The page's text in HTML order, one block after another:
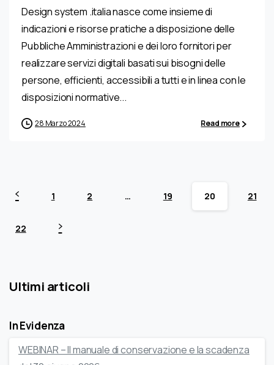
Design system .italia nasce come insieme di
indicazioni e risorse pratiche a disposizione delle
Pubbliche Amministrazioni e dei loro fornitori per
realizzare servizi digitali basati sui bisogni delle
persone, efficienti, accessibili a tutti e in linea con le
disposizioni normative...
28 Marzo 2024 Read more
1 2 … 19 20 21
22
Ultimi articoli
In Evidenza
WEBINAR – Il manuale di conservazione e la scadenza